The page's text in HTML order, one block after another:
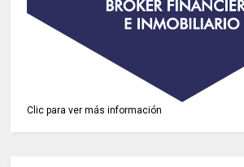
Clic para ver más información